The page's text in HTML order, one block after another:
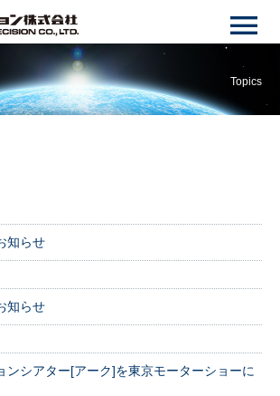
Topics
知らせ
知らせ
ンシアター[アーク]を東京モーターショーに